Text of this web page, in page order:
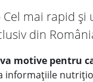
Cel mai rapid
din
motive pentru
informațiile